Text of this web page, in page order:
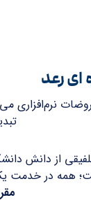
ای رعد
از دانش
همه در